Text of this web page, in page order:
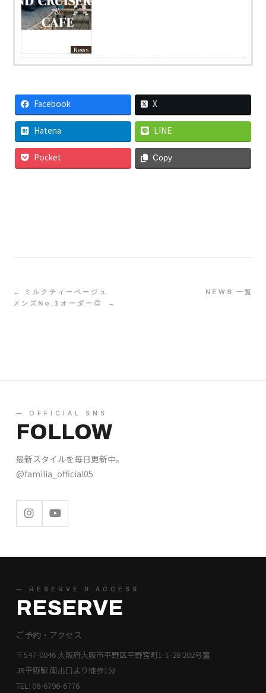
News
Facebook X
Hatena LINE
Pocket Copy
← ミルクティーベージュ
NEWS 一覧
メンズNo.1オーダー◎ →
— OFFICIAL SNS
FOLLOW
最新スタイルを毎日更新中。
@familia_official05
— RESERVE & ACCESS
RESERVE
ご予約・アクセス
〒547-0046 大阪府大阪市平野区平野宮町1-1-28 202号室
JR平野駅 南出口より徒歩1分
TEL: 06-6796-6776